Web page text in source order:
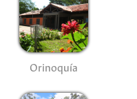
Orinoquía